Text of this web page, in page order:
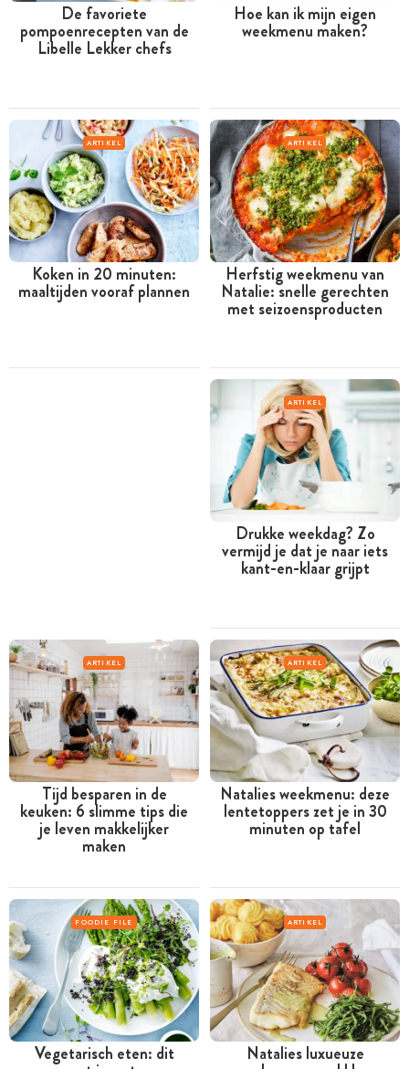
De favoriete
pompoenrecepten van de
Libelle Lekker chefs
Hoe kan ik mijn eigen
weekmenu maken?
ARTIKEL
Koken in 20 minuten:
maaltijden vooraf plannen
ARTIKEL
Herfstig weekmenu van
Natalie: snelle gerechten
met seizoensproducten
ARTIKEL
Drukke weekdag? Zo
vermijd je dat je naar iets
kant-en-klaar grijpt
ARTIKEL
Tijd besparen in de
keuken: 6 slimme tips die
je leven makkelijker
maken
ARTIKEL
Natalies weekmenu: deze
lentetoppers zet je in 30
minuten op tafel
FOODIE FILE
Vegetarisch eten: dit
ARTIKEL
Natalies luxueuze